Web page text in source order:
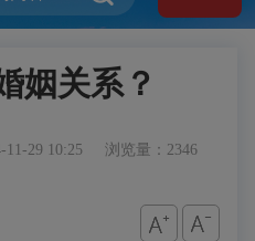
姻关系？
29 10:25 浏览量：2346